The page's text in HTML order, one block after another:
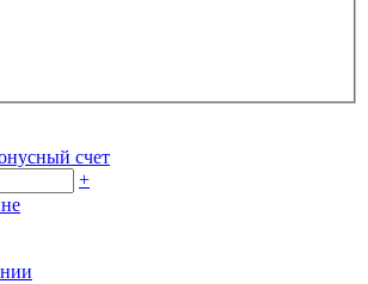
счет
+